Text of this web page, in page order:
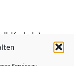
Kacheln)